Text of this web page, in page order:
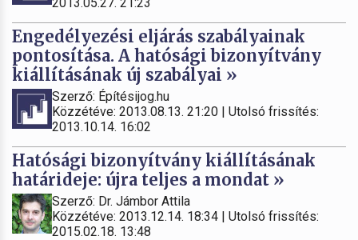
Engedélyezési eljárás szabályainak
pontosítása. A hatósági bizonyítvány
kiállításának új szabályai »
Szerző: Építésijog.hu
Közzétéve: 2013.08.13. 21:20 | Utolsó frissítés:
2013.10.14. 16:02
Hatósági bizonyítvány kiállításának
határideje: újra teljes a mondat »
Szerző: Dr. Jámbor Attila
Közzétéve: 2013.12.14. 18:34 | Utolsó frissítés:
2015.02.18. 13:48